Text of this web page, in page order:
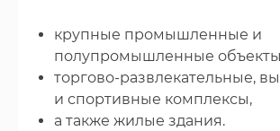
крупные промышленные и
полупромышленные
торгово-развлекательные,
и спортивные комплексы,
а также жилые здания.